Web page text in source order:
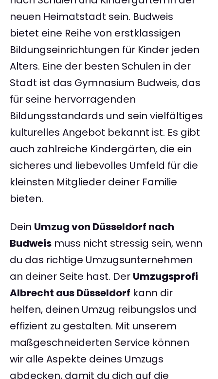
neuen Heimatstadt sein. Budweis
bietet eine Reihe von erstklassigen
Bildungseinrichtungen für Kinder jeden
Alters. Eine der besten Schulen in der
Stadt ist das Gymnasium Budweis, das
für seine hervorragenden
Bildungsstandards und sein vielfältiges
kulturelles Angebot bekannt ist. Es gibt
auch zahlreiche Kindergärten, die ein
sicheres und liebevolles Umfeld für die
kleinsten Mitglieder deiner Familie
bieten.
Dein Umzug von Düsseldorf nach
Budweis muss nicht stressig sein, wenn
du das richtige Umzugsunternehmen
an deiner Seite hast. Der Umzugsprofi
Albrecht aus Düsseldorf kann dir
helfen, deinen Umzug reibungslos und
effizient zu gestalten. Mit unserem
maßgeschneiderten Service können
wir alle Aspekte deines Umzugs
abdecken, damit du dich auf die